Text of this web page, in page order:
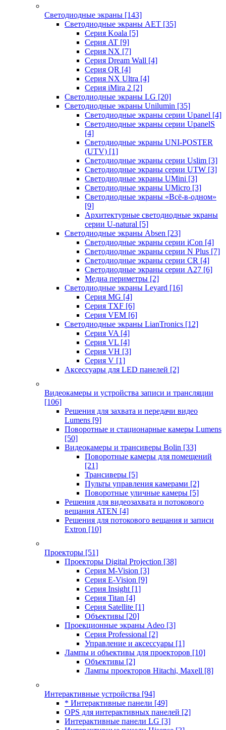
Светодиодные экраны [143]
Светодиодные экраны AET [35]
Cерия Koala [5]
Серия AT [9]
Серия NX [7]
Серия Dream Wall [4]
Серия QR [4]
Серия NX Ultra [4]
Серия iMira 2 [2]
Светодиодные экраны LG [20]
Светодиодные экраны Unilumin [35]
Светодиодные экраны серии Upanel [4]
Светодиодные экраны серии UpanelS
[4]
Светодиодные экраны UNI-POSTER
(UTV) [1]
Светодиодные экраны серии Uslim [3]
Светодиодные экраны серии UTW [3]
Светодиодные экраны UMini [3]
Светодиодные экраны UMicro [3]
Светодиодные экраны «Всё-в-одном»
[9]
Архитектурные светодиодные экраны
серии U-natural [5]
Светодиодные экраны Absen [23]
Светодиодные экраны серии iCon [4]
Светодиодные экраны серии N Plus [7]
Светодиодные экраны серии CR [4]
Светодиодные экраны серии А27 [6]
Медиа периметры [2]
Светодиодные экраны Leyard [16]
Серия MG [4]
Серия TXF [6]
Серия VEM [6]
Светодиодные экраны LianTronics [12]
Серия VA [4]
Серия VL [4]
Серия VH [3]
Серия V [1]
Аксессуары для LED панелей [2]
Видеокамеры и устройства записи и трансляции
[106]
Решения для захвата и передачи видео
Lumens [9]
Поворотные и стационарные камеры Lumens
[50]
Видеокамеры и трансиверы Bolin [33]
Поворотные камеры для помещений
[21]
Трансиверы [5]
Пульты управления камерами [2]
Поворотные уличные камеры [5]
Решения для видеозахвата и потокового
вещания ATEN [4]
Решения для потокового вещания и записи
Extron [10]
Проекторы [51]
Проекторы Digital Projection [38]
Серия M-Vision [3]
Серия E-Vision [9]
Серия Insight [1]
Серия Titan [4]
Серия Satellite [1]
Объективы [20]
Проекционные экраны Adeo [3]
Серия Professional [2]
Управление и аксессуары [1]
Лампы и объективы для проекторов [10]
Объективы [2]
Лампы проекторов Hitachi, Maxell [8]
Интерактивные устройства [94]
* Интерактивные панели [49]
OPS для интерактивных панелей [2]
Интерактивные панели LG [3]